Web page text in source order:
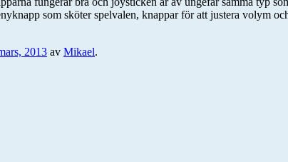
som sköter spelvalen, knappar för att justera volym
2013 av Mikael.